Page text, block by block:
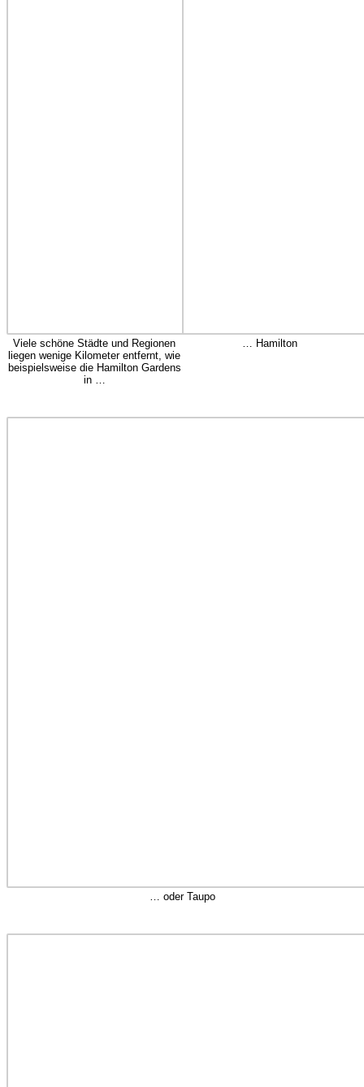
Viele schöne Städte und Regionen
liegen wenige Kilometer entfernt, wie
beispielsweise die Hamilton Gardens
in …
… Hamilton
… oder Taupo